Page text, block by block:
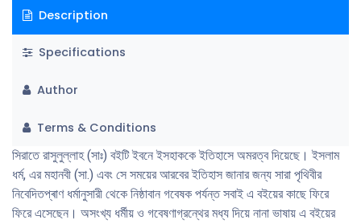
সংগ্রহ ও পরিবেশনায় মন দেন। বেঁচে থাকতেই ইতিহাস রচনায় সুনাম অর্জন করেছিলেন।
কিন্তু সিরাতে রাসুলুল্লাহ (সা) তাঁর পাণ্ডিত্য ও ইতিহাসচর্চার শ্রেষ্ঠতম কীর্তি। এ বইয়ে
তথ্যের সজীবতা ও সংগ্রহের নিষ্ঠার সঙ্গে সুষমভাবে এসে মিশেছে। ইবনে ইসহাকের
সৌভাগ্যক্রমে তাঁর দুজন শিষ্যের কাছে এর দুটাে ছিন্ন কপি থেকে যায়। বহু পরে
উদ্ধার করেন। বইটির কিছু লুপ্ত অংশ। ইসলাম ও মহানবীর (সা.) জীবন সম্পর্কে আগ্রহী
ধাৰ্মিক ও গবেষকেরা এ বিষয়ে তথ্যের অন্যতম প্রধান উৎস হিসেবে ইবনে ইসহাকের বইটি
শত বছর ধরে ব্যবহার করে আসছেন।
Description
Specifications
Author
Terms & Conditions
সিরাতে রাসুলুল্লাহ (সাঃ) বইটি ইবনে ইসহাককে ইতিহাসে অমরত্ব দিয়েছে। ইসলাম
ধর্ম, এর মহানবী (সা.) এবং সে সময়ের আরবের ইতিহাস জানার জন্য সারা পৃথিবীর
নিবেদিতপ্ৰাণ ধর্মানুসারী থেকে নিষ্ঠাবান গবেষক পর্যন্ত সবাই এ বইয়ের কাছে ফিরে
ফিরে এসেছেন। অসংখ্য ধর্মীয় ও গবেষণাগ্রন্থের মধ্য দিয়ে নানা ভাষায় এ বইয়ের